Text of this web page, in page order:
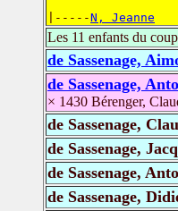
|-----N, Jeanne
Les 11 enfants du
de Sassenage,
de Sassenage,
× 1430 Bérenger,
de Sassenage,
de Sassenage,
de Sassenage,
de Sassenage,